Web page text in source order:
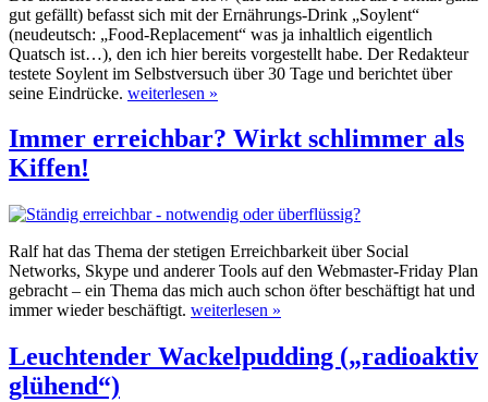
gut gefällt) befasst sich mit der Ernährungs-Drink „Soylent“
(neudeutsch: „Food-Replacement“ was ja inhaltlich eigentlich
Quatsch ist…), den ich hier bereits vorgestellt habe. Der Redakteur
testete Soylent im Selbstversuch über 30 Tage und berichtet über
seine Eindrücke. weiterlesen »
Immer erreichbar? Wirkt schlimmer als
Kiffen!
Ralf hat das Thema der stetigen Erreichbarkeit über Social
Networks, Skype und anderer Tools auf den Webmaster-Friday Plan
gebracht – ein Thema das mich auch schon öfter beschäftigt hat und
immer wieder beschäftigt. weiterlesen »
Leuchtender Wackelpudding („radioaktiv
glühend“)